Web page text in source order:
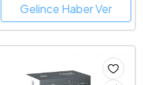
Gelince Haber Ver